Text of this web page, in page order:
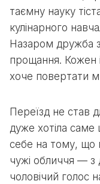
таємну науку
кулінарного
Назаром дружба
прощання. Кожен
хоче повертати
Переїзд не став
дуже хотіла саме
себе на тому, що
чужі обличчя —
чоловічий голос